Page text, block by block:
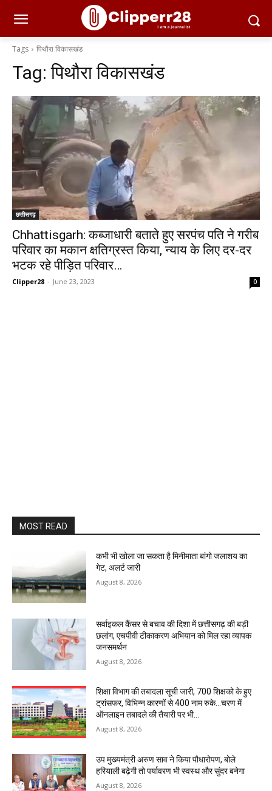
Tags पिथौरा विकासखंड
Tag:पिथौरा विकासखंड
छत्तीसगढ़
Chhattisgarh: कब्जाधारी बताते हुए सरपंच पति ने गरीब
परिवार का मकान क्षतिग्रस्त किया, न्याय के लिए दर-दर
भटक रहे पीड़ित परिवार…
Clipper28 - June 23, 2023 0
MOST READ
कभी भी खोला जा सकता है मिनीमाता बांगो जलाशय का
गेट, अलर्ट जारी
August 8, 2026
सर्वाइकल कैंसर से बचाव की दिशा में छत्तीसगढ़ की बड़ी
छलांग, एचपीवी टीकाकरण अभियान को मिल रहा व्यापक
जनसमर्थन
August 8, 2026
शिक्षा विभाग की तबादला सूची जारी, 700 शिक्षको के हुए
ट्रांसफर, विभिन्न कारणों से 400 नाम रुके…चरण में
ऑनलाइन तबादले की तैयारी पर भी...
August 8, 2026
उप मुख्यमंत्री अरुण साव ने किया पौधारोपण, बोले
हरियाली बढ़ेगी तो पर्यावरण भी स्वस्थ और सुंदर बनेगा
August 8, 2026